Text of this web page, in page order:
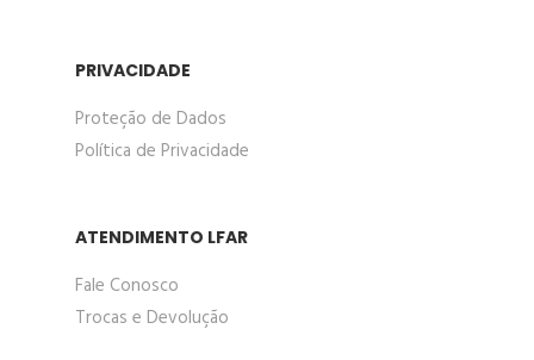
PRIVACIDADE
Proteção de Dados
Política de Privacidade
ATENDIMENTO LFAR
Fale Conosco
Trocas e Devolução